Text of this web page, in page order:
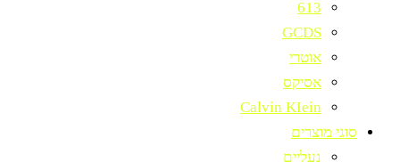
613
GCDS
אוטרי
אסיקס
Calvin KIein
סוגי מוצרים
נעליים